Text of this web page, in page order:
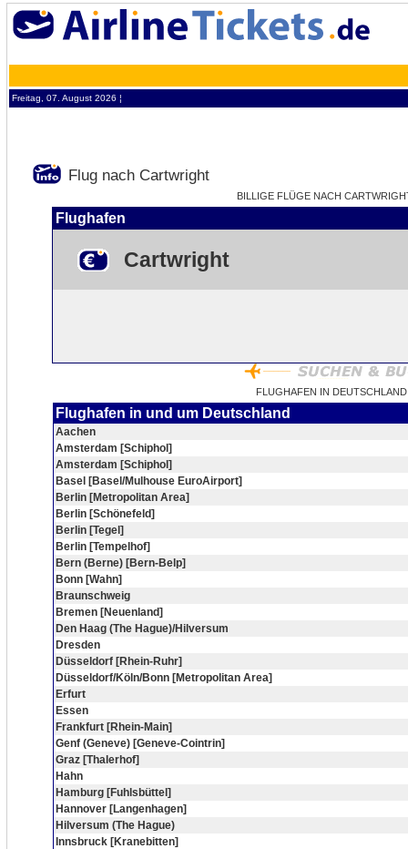
Freitag, 07. August 2026 ¦
Flug nach Cartwright
BILLIGE FLÜGE NACH
Flughafen
Cartwright
FLUGHAFEN IN
Flughafen in und um Deutschland
Aachen
Amsterdam [Schiphol]
Amsterdam [Schiphol]
Basel [Basel/Mulhouse EuroAirport]
Berlin [Metropolitan Area]
Berlin [Schönefeld]
Berlin [Tegel]
Berlin [Tempelhof]
Bern (Berne) [Bern-Belp]
Bonn [Wahn]
Braunschweig
Bremen [Neuenland]
Den Haag (The Hague)/Hilversum
Dresden
Düsseldorf [Rhein-Ruhr]
Düsseldorf/Köln/Bonn [Metropolitan Area]
Erfurt
Essen
Frankfurt [Rhein-Main]
Genf (Geneve) [Geneve-Cointrin]
Graz [Thalerhof]
Hahn
Hamburg [Fuhlsbüttel]
Hannover [Langenhagen]
Hilversum (The Hague)
Innsbruck [Kranebitten]